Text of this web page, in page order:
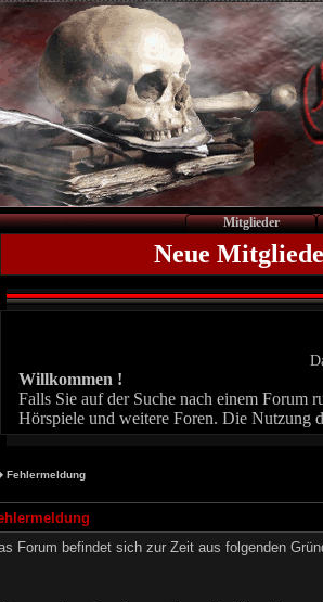
Mitglieder
Neue
Willkommen !
Falls Sie auf der Suche nach einem Forum
Hörspiele und weitere Foren. Die Nutzung
Fehlermeldung
Forum befindet sich zur Zeit aus folgenden